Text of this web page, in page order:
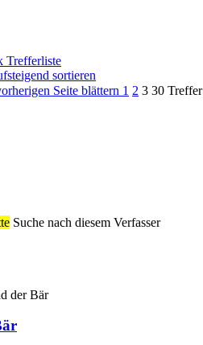
Trefferliste
sortieren
Seite blättern 1 2 3 30 Treffer
Suche nach diesem Verfasser